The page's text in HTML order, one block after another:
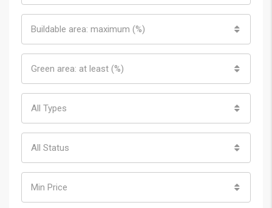
Buildable area: maximum (%)
Green area: at least (%)
All Types
All Status
Min Price